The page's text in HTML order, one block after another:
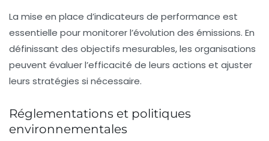
La mise en place d’indicateurs de performance est
essentielle pour monitorer l’évolution des émissions. En
définissant des objectifs mesurables, les organisations
peuvent évaluer l’efficacité de leurs actions et ajuster
leurs stratégies si nécessaire.
Réglementations et politiques
environnementales